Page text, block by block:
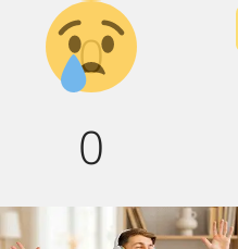
0
Грусть :(
0